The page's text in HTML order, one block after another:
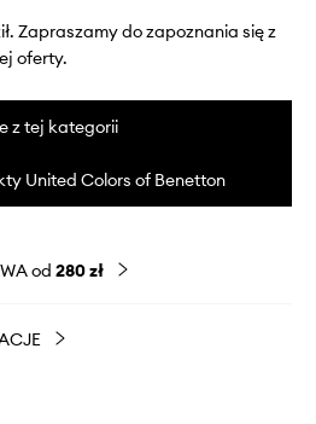
Zapraszamy do zapoznania się z
oferty.
z tej kategorii
United Colors of Benetton
od 280 zł